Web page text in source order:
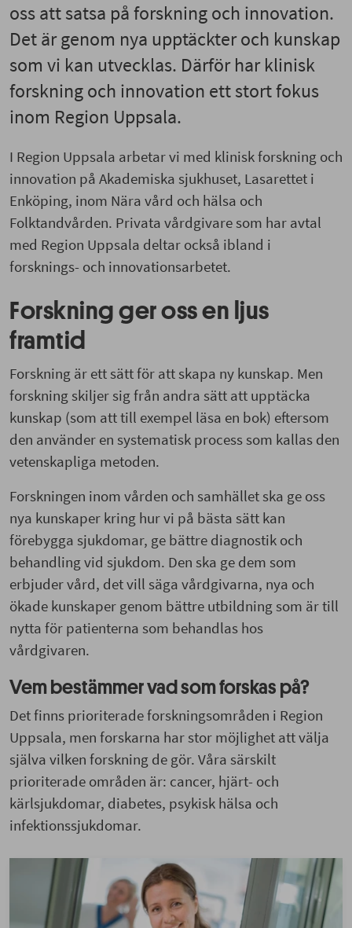
oss att satsa på forskning och innovation.
Det är genom nya upptäckter och kunskap
som vi kan utvecklas. Därför har klinisk
forskning och innovation ett stort fokus
inom Region Uppsala.
I Region Uppsala arbetar vi med klinisk forskning och
innovation på Akademiska sjukhuset, Lasarettet i
Enköping, inom Nära vård och hälsa och
Folktandvården. Privata vårdgivare som har avtal
med Region Uppsala deltar också ibland i
forsknings- och innovationsarbetet.
Forskning ger oss en ljus
framtid
Forskning är ett sätt för att skapa ny kunskap. Men
forskning skiljer sig från andra sätt att upptäcka
kunskap (som att till exempel läsa en bok) eftersom
den använder en systematisk process som kallas den
vetenskapliga metoden.
Forskningen inom vården och samhället ska ge oss
nya kunskaper kring hur vi på bästa sätt kan
förebygga sjukdomar, ge bättre diagnostik och
behandling vid sjukdom. Den ska ge dem som
erbjuder vård, det vill säga vårdgivarna, nya och
ökade kunskaper genom bättre utbildning som är till
nytta för patienterna som behandlas hos
vårdgivaren.
Vem bestämmer vad som forskas på?
Det finns prioriterade forskningsområden i Region
Uppsala, men forskarna har stor möjlighet att välja
själva vilken forskning de gör. Våra särskilt
prioriterade områden är: cancer, hjärt- och
kärlsjukdomar, diabetes, psykisk hälsa och
infektionssjukdomar.